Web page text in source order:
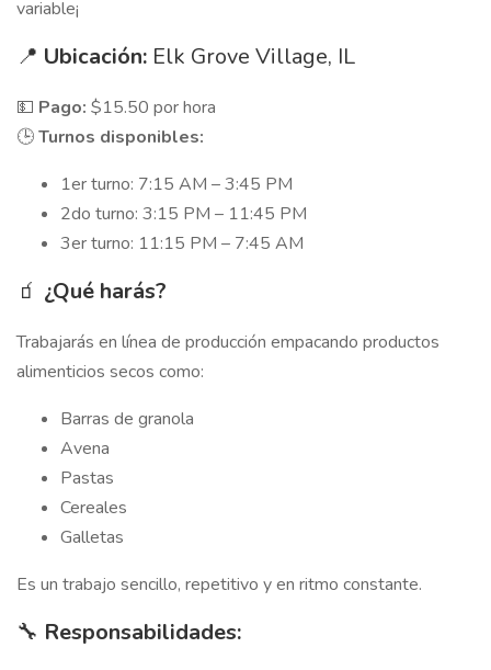
variable¡
📍 Ubicación: Elk Grove Village, IL
💵 Pago: $15.50 por hora
🕒Turnos disponibles:
1er turno: 7:15 AM – 3:45 PM
2do turno: 3:15 PM – 11:45 PM
3er turno: 11:15 PM – 7:45 AM
🧃 ¿Qué harás?
Trabajarás en línea de producción empacando productos
alimenticios secos como:
Barras de granola
Avena
Pastas
Cereales
Galletas
Es un trabajo sencillo, repetitivo y en ritmo constante.
🔧 Responsabilidades: